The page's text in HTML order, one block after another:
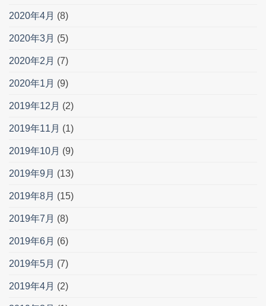
2020年4月 (8)
2020年3月 (5)
2020年2月 (7)
2020年1月 (9)
2019年12月 (2)
2019年11月 (1)
2019年10月 (9)
2019年9月 (13)
2019年8月 (15)
2019年7月 (8)
2019年6月 (6)
2019年5月 (7)
2019年4月 (2)